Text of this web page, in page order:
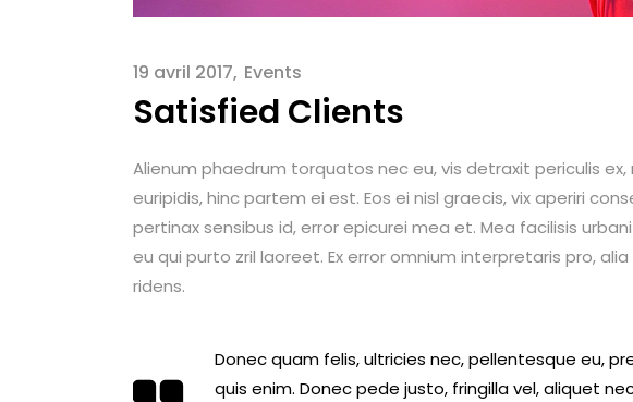
19 avril 2017 Events
Satisfied Clients
Alienum phaedrum torquatos nec eu, vis detraxit periculis ex,
euripidis, hinc partem ei est. Eos ei nisl graecis, vix aperiri
pertinax sensibus id, error epicurei mea et. Mea facilisis
eu qui purto zril laoreet. Ex error omnium interpretaris pro,
ridens.
Donec quam felis, ultricies nec, pellentesque eu,
quis enim. Donec pede justo, fringilla vel, aliquet